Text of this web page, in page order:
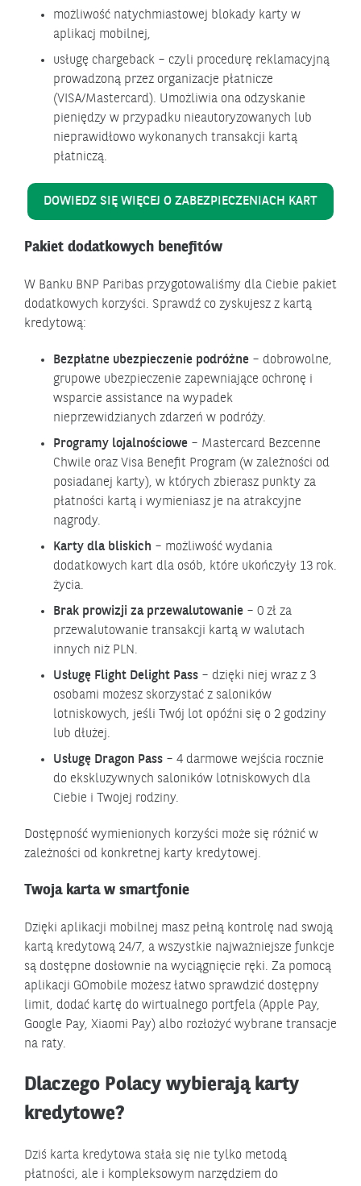
możliwość natychmiastowej blokady karty w
aplikacj mobilnej,
usługę chargeback – czyli procedurę reklamacyjną
prowadzoną przez organizacje płatnicze
(VISA/Mastercard). Umożliwia ona odzyskanie
pieniędzy w przypadku nieautoryzowanych lub
nieprawidłowo wykonanych transakcji kartą
płatniczą.
DOWIEDZ SIĘ WIĘCEJ O ZABEZPIECZENIACH KART
Pakiet dodatkowych benefitów
W Banku BNP Paribas przygotowaliśmy dla Ciebie pakiet
dodatkowych korzyści. Sprawdź co zyskujesz z kartą
kredytową:
Bezpłatne ubezpieczenie podróżne – dobrowolne,
grupowe ubezpieczenie zapewniające ochronę i
wsparcie assistance na wypadek
nieprzewidzianych zdarzeń w podróży.
Programy lojalnościowe – Mastercard Bezcenne
Chwile oraz Visa Benefit Program (w zależności od
posiadanej karty), w których zbierasz punkty za
płatności kartą i wymieniasz je na atrakcyjne
nagrody.
Karty dla bliskich – możliwość wydania
dodatkowych kart dla osób, które ukończyły 13 rok.
życia.
Brak prowizji za przewalutowanie – 0 zł za
przewalutowanie transakcji kartą w walutach
innych niż PLN.
Usługę Flight Delight Pass – dzięki niej wraz z 3
osobami możesz skorzystać z saloników
lotniskowych, jeśli Twój lot opóźni się o 2 godziny
lub dłużej.
Usługę Dragon Pass – 4 darmowe wejścia rocznie
do ekskluzywnych saloników lotniskowych dla
Ciebie i Twojej rodziny.
Dostępność wymienionych korzyści może się różnić w
zależności od konkretnej karty kredytowej.
Twoja karta w smartfonie
Dzięki aplikacji mobilnej masz pełną kontrolę nad swoją
kartą kredytową 24/7, a wszystkie najważniejsze funkcje
są dostępne dosłownie na wyciągnięcie ręki. Za pomocą
aplikacji GOmobile możesz łatwo sprawdzić dostępny
limit, dodać kartę do wirtualnego portfela (Apple Pay,
Google Pay, Xiaomi Pay) albo rozłożyć wybrane transacje
na raty.
Dlaczego Polacy wybierają karty
kredytowe?
Dziś karta kredytowa stała się nie tylko metodą
płatności, ale i kompleksowym narzędziem do